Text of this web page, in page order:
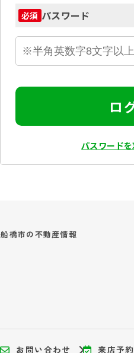
必須 パスワード
ロ
パスワード
船橋市の不動産情報
お問い合わせ 来店予約